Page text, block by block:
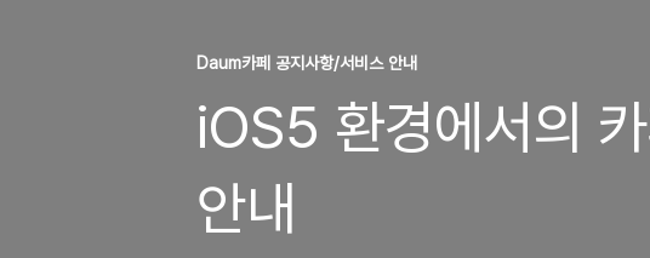
Daum카페 공지사항/서비스 안내
iOS5 환경에서의
안내